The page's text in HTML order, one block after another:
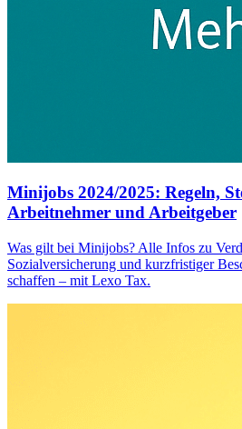
Minijobs 2024/2025: Regeln,
Arbeitnehmer und Arbeitgeber
Was gilt bei Minijobs? Alle Infos zu
Sozialversicherung und kurzfristiger
schaffen – mit Lexo Tax.